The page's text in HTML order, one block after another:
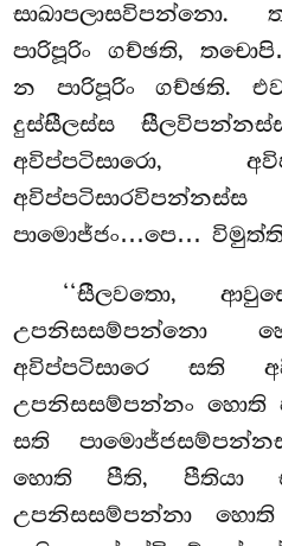
පාරිපූරිං ගච්ඡති,
න පාරිපූරිං ගච්ඡති.
දුස්සීලස්ස
අවිප්පටිසාරො,
පාමොජ්ජං…පෙ…
‘‘සීලවතො,
උපනිසසම්පන්නො
අවිප්පටිසාරෙ සති
උපනිසසම්පන්නං හොති
සති
හොති පීති, පීතියා
උපනිසසම්පන්නා හොති